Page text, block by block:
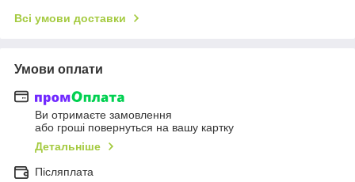
Всі умови доставки
Умови оплати
Ви отримаєте замовлення
або гроші повернуться на вашу картку
Детальніше
Післяплата